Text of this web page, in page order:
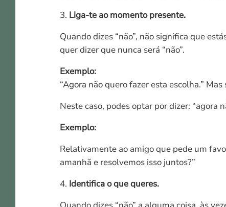
3. Liga-te ao momento presente.
Quando dizes “não”, não significa que
quer dizer que nunca será “não”.
Exemplo:
“Agora não quero fazer esta escolha.”
Neste caso, podes optar por dizer: “agora
Exemplo:
Relativamente ao amigo que pede um
amanhã e resolvemos isso juntos?”
4. Identifica o que queres.